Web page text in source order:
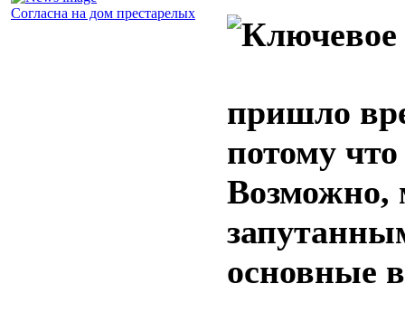
Согласна на дом престарелых
пришло
потому
Возможно,
основные